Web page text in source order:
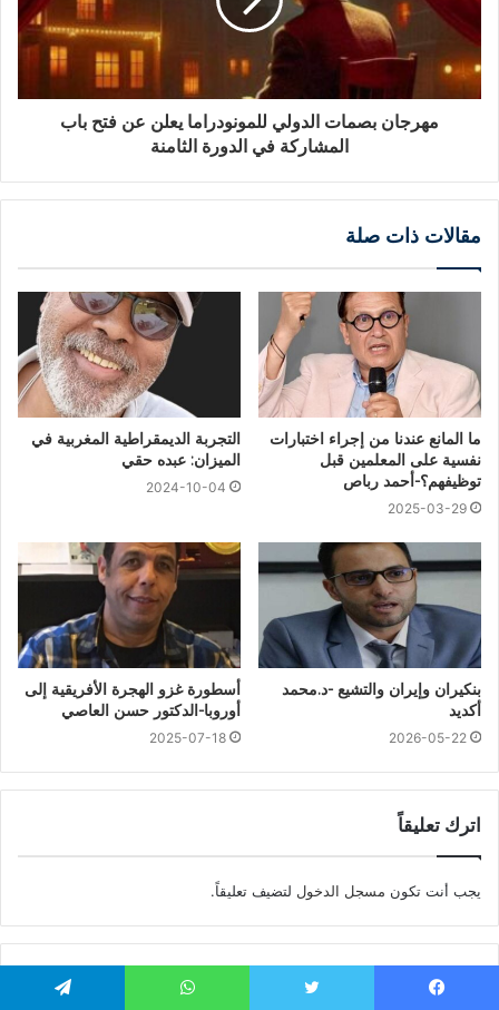
مهرجان بصمات الدولي للمونودراما يعلن عن فتح باب
المشاركة في الدورة الثامنة
مقالات ذات صلة
ما المانع عندنا من إجراء اختبارات
نفسية على المعلمين قبل
توظيفهم؟-أحمد رباص
2025-03-29
التجربة الديمقراطية المغربية في
الميزان: عبده حقي
2024-10-04
بنكيران وإيران والتشيع -د.محمد
أكديد
2026-05-22
أسطورة غزو الهجرة الأفريقية إلى
أوروبا-الدكتور حسن العاصي
2025-07-18
اترك تعليقاً
يجب أنت تكون مسجل الدخول لتضيف تعليقاً.
قناة تنوير